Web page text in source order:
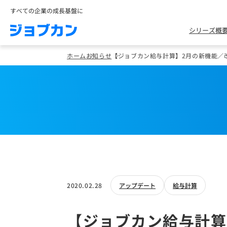
すべての企業の成長基盤に
シリーズ概
ホームお知らせ 【ジョブカン給与計算】2月の新機能
2020.02.28 アップデート 給与計算
【ジョブカン給与計